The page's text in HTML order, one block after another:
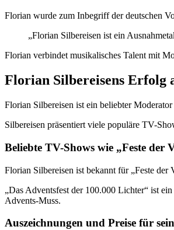
Florian wurde zum Inbegriff der deutschen
„Florian Silbereisen ist ein
Florian verbindet musikalisches Talent mit
Florian Silbereisens
Florian Silbereisen ist ein beliebter
Silbereisen präsentiert viele populäre TV-
Beliebte TV-Shows wie „Feste der
Florian Silbereisen ist bekannt für „Feste
„Das Adventsfest der 100.000 Lichter“ ist
Advents-Muss.
Auszeichnungen und Preise für